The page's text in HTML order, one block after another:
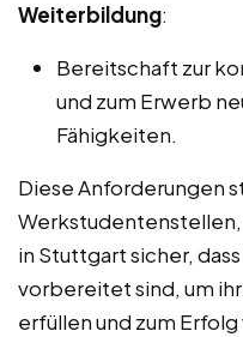
Weiterbildung:
Bereitschaft zur
und zum Erwerb
Fähigkeiten.
Diese Anforderungen
in Stuttgart sicher,
vorbereitet sind, um
erfüllen und zum